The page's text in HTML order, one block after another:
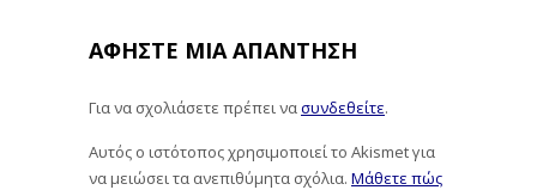
ΑΦΉΣΤΕ ΜΙΑ ΑΠΆΝΤΗΣΗ
Για να σχολιάσετε πρέπει νασυνδεθείτε.
Αυτός ο ιστότοπος χρησιμοποιεί το Akismet για
να μειώσει τα ανεπιθύμητα σχόλια. Μάθετε πώς